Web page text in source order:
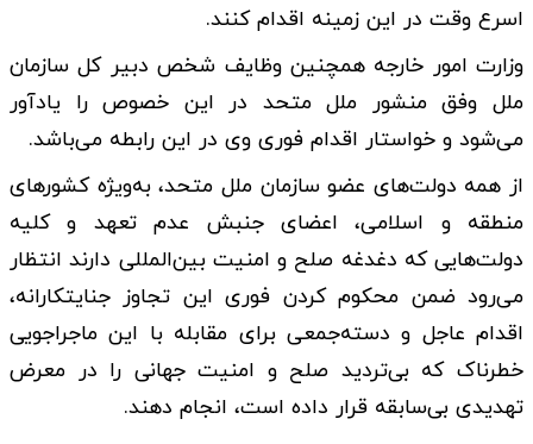
اسرع وقت در این زمینه اقدام کنند.
وزارت امور خارجه همچنین وظایف شخص دبیر کل سازمان
ملل وفق منشور ملل متحد در این خصوص را یادآور
می‌شود و خواستار اقدام فوری وی در این رابطه می‌باشد.
از همه دولت‌های عضو سازمان ملل متحد، به‌ویژه کشورهای
منطقه و اسلامی، اعضای جنبش عدم تعهد و کلیه
دولت‌هایی که دغدغه صلح و امنیت بین‌المللی دارند انتظار
می‌رود ضمن محکوم کردن فوری این تجاوز جنایتکارانه،
اقدام عاجل و دسته‌جمعی برای مقابله با این ماجراجویی
خطرناک که بی‌تردید صلح و امنیت جهانی را در معرض
تهدیدی بی‌سابقه قرار داده است، انجام دهند.